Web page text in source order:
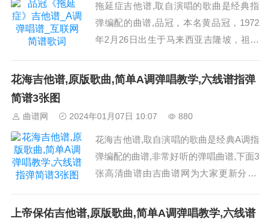
拖延症吉他谱,取自演唱的歌曲是经典指
弹编配的曲谱,品冠，本名黄品冠，1972
年2月26日出生于马来西亚吉隆坡，祖籍
员。...
花海吉他谱,原版歌曲,简单A调弹唱教学,六线谱指弹
简谱3张图
曲谱网 2024年01月07日 10:07 880
花海吉他谱,取自演唱的歌曲是经典A调指
弹编配的曲谱,非常好听的弹唱曲谱,下面3
张高清曲谱由吉曲谱网为大家更新分享,
上帝保佑吉他谱,原版歌曲,简单A调弹唱教学,六线谱